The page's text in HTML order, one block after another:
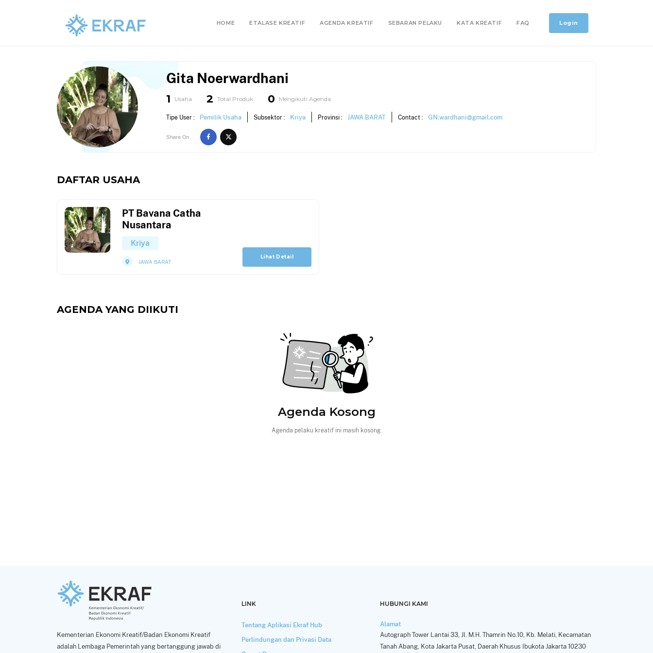
HOME ETALASE KREATIF AGENDA KREATIF SEBARAN PELAKU KATA KREATIF FAQ Login
Gita Noerwardhani
1 Usaha 2 Total Produk 0 Mengikuti Agenda
Tipe User : Pemilik Usaha Subsektor : Kriya Provinsi : JAWA BARAT Contact : GN.wardhani@gmail.com
Share On
DAFTAR USAHA
PT Bavana Catha
Nusantara
Kriya
JAWA BARAT
Lihat Detail
AGENDA YANG DIIKUTI
Agenda Kosong
Agenda pelaku kreatif ini masih kosong.
Kementerian Ekonomi Kreatif/Badan Ekonomi Kreatif
adalah Lembaga Pemerintah yang bertanggung jawab di
LINK
Tentang Aplikasi Ekraf Hub
Perlindungan dan Privasi Data
HUBUNGI KAMI
Alamat
Autograph Tower Lantai 33, Jl. M.H. Thamrin No.10, Kb. Melati, Kecamatan
Tanah Abang, Kota Jakarta Pusat, Daerah Khusus Ibukota Jakarta 10230